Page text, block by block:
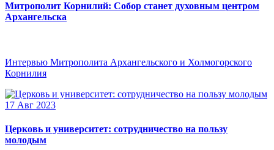
Митрополит Корнилий: Собор станет духовным центром
Архангельска
Интервью Митрополита Архангельского и Холмогорского
Корнилия
17 Авг 2023
Церковь и университет: сотрудничество на пользу
молодым